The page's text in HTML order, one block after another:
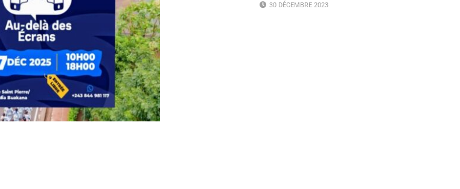
30 DÉCEMBRE 2023